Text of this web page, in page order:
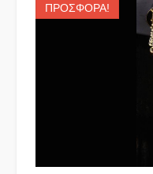
ΠΡΟΣΦΟΡΆ!